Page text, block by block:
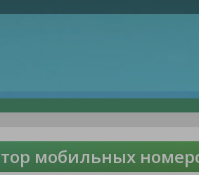
мобильных